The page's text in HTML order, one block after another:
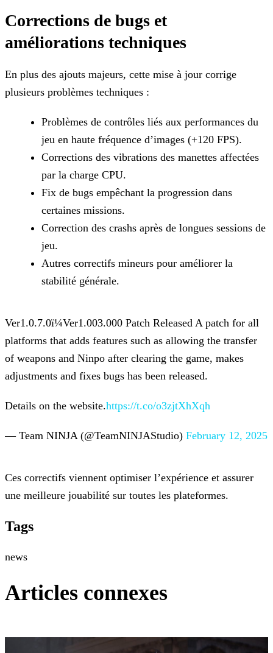
Corrections de bugs et
améliorations techniques
En plus des ajouts majeurs, cette mise à jour corrige
plusieurs problèmes techniques :
Problèmes de contrôles liés aux performances du
jeu en haute fréquence d’images (+120 FPS).
Corrections des vibrations des manettes affectées
par la charge CPU.
Fix de bugs empêchant la progression dans
certaines missions.
Correction des crashs après de longues sessions de
jeu.
Autres correctifs mineurs pour améliorer la
stabilité générale.
Ver1.0.7.0ï¼Ver1.003.000 Patch Released A patch for all
platforms that adds features such as allowing the transfer
of weapons and Ninpo after clearing the game, makes
adjustments and fixes bugs has been released.
Details on the website.https://t.co/o3zjtXhXqh
— Team NINJA (@TeamNINJAStudio) February 12, 2025
Ces correctifs viennent optimiser l’expérience et assurer
une meilleure jouabilité sur toutes les plateformes.
Tags
news
Articles connexes